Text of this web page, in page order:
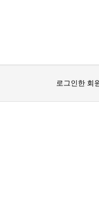
로그인한 회